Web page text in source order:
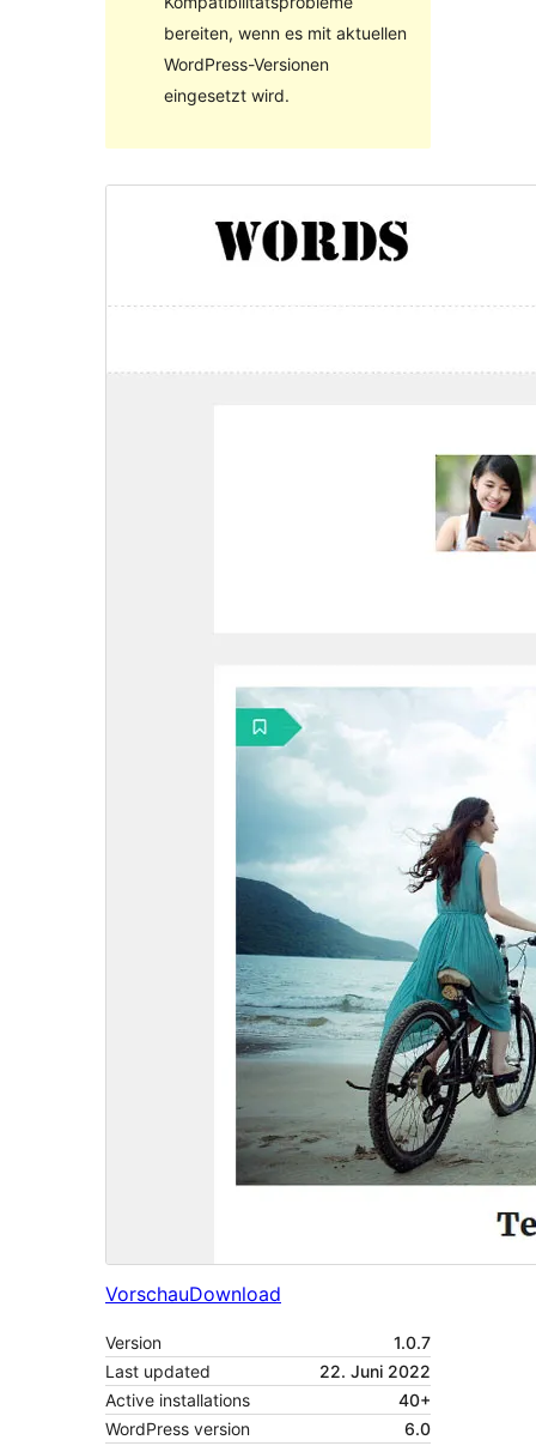
bereiten, wenn es mit aktuellen
WordPress-Versionen
eingesetzt wird.
VorschauDownload
Version
1.0.7
Last updated
22. Juni 2022
Active installations
40+
WordPress version
6.0